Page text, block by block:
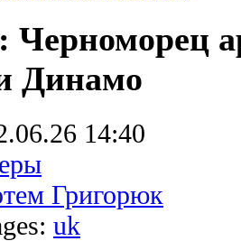
Динамо
14:40
Григорюк
uk